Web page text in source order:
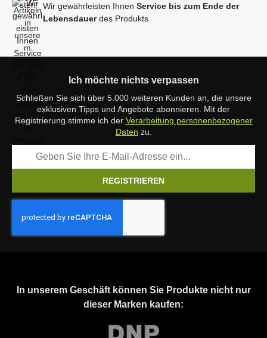
Wir gewährleisten Ihnen Service bis zum Ende der
Lebensdauerdes Produkts
Ich möchte nichts verpassen
Schließen Sie sich über 5.000 weiteren Kunden an, die unsere
exklusiven Tipps und Angebote abonnieren. Mit der
Registrierung stimme ich der Verarbeitung personenbezogener
Daten zu.
REGISTRIEREN
In unserem Geschäft können Sie Produkte nicht nur
dieser Marken kaufen: